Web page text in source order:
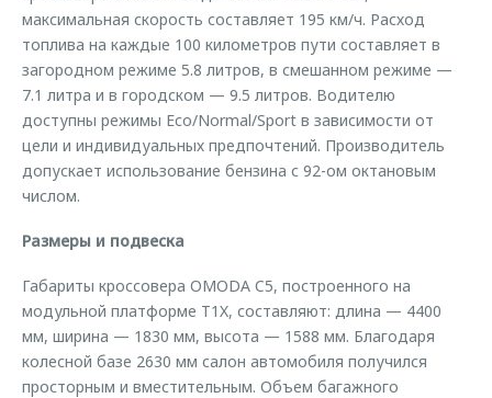
максимальная скорость составляет 195 км/ч. Расход
топлива на каждые 100 километров пути составляет в
загородном режиме 5.8 литров, в смешанном режиме —
7.1 литра и в городском — 9.5 литров. Водителю
доступны режимы Eco/Normal/Sport в зависимости от
цели и индивидуальных предпочтений. Производитель
допускает использование бензина с 92-ом октановым
числом.
Размеры и подвеска
Габариты кроссовера OMODA C5, построенного на
модульной платформе T1X, составляют: длина — 4400
мм, ширина — 1830 мм, высота — 1588 мм. Благодаря
колесной базе 2630 мм салон автомобиля получился
просторным и вместительным. Объем багажного